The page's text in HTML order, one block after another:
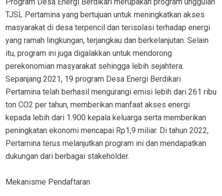
TJSL Pertamina yang bertujuan untuk meningkatkan akses
masyarakat di desa terpencil dan terisolasi terhadap energi
yang ramah lingkungan, terjangkau dan berkelanjutan. Selain
itu, program ini juga digalakkan untuk mendorong
perekonomian masyarakat sehingga lebih sejahtera.
Sepanjang 2021, 19 program Desa Energi Berdikari
Pertamina telah berhasil mengurangi emisi lebih dari 261 ribu
ton CO2 per tahun, memberikan manfaat akses energi
kepada lebih dari 1.900 kepala keluarga serta memberikan
peningkatan ekonomi mencapai Rp1,9 miliar. Di tahun 2022,
Pertamina terus melanjutkan program ini dan mendapatkan
dukungan dari berbagai stakeholder.
Mekanisme Pendaftaran